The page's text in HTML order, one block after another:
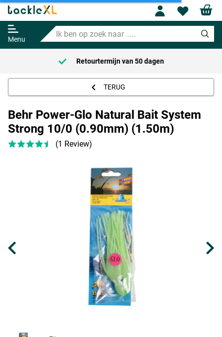
Menu
Ik
ben
op
zoek
naar
Profile
System Strong 10/0 (0.90mm)
(1.50m)
Adviesprijs
3.99
2.99
Retourtermijn van 50 dagen
TERUG
Behr Power-Glo Natural Bait System
Strong 10/0 (0.90mm) (1.50m)
(1 Review)